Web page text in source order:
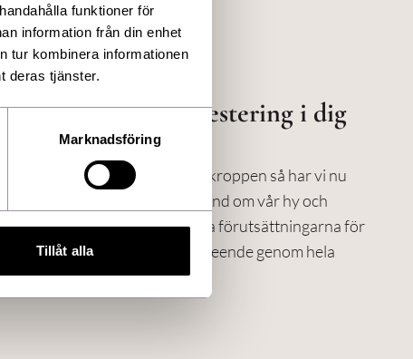
funktioner för
information från din enhet
tur kombinera informationen
deras tjänster.
Marknadsföring
Tillåt alla
Årskortet - En investering i dig
själv!
Precis som vi har gymkort till kroppen så har vi nu
tagit fram ett kort för att ta hand om vår hy och
ansikte, detta för att förbättra förutsättningarna för
ett hälsosamt och piggare utseende genom hela
livet!